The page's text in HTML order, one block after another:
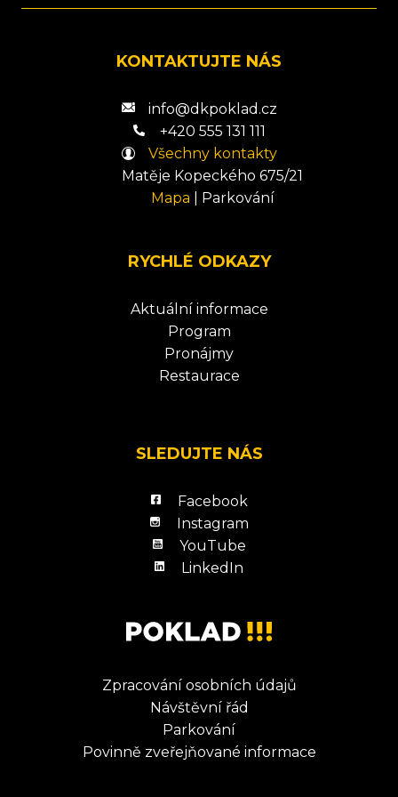
KONTAKTUJTE NÁS
info@dkpoklad.cz
+420 555 131 111
Všechny kontakty
Matěje Kopeckého 675/21
Mapa
Parkování
RYCHLÉ ODKAZY
Aktuální informace
Program
Pronájmy
Restaurace
SLEDUJTE NÁS
Facebook
Instagram
YouTube
LinkedIn
Zpracování osobních údajů
Návštěvní řád
Parkování
Povinně zveřejňované informace